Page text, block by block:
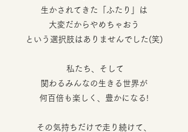
生かされてきた「ふたり」は
大変だからやめちゃおう
という選択肢はありませんでした(笑)
私たち、そして
関わるみんなの生きる世界が
何百倍も楽しく、豊かになる!
その気持ちだけで走り続けて、